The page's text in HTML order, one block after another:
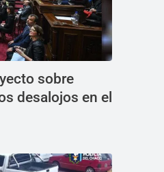
sobre
desalojos en el